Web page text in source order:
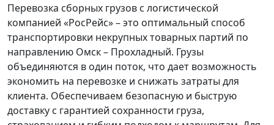
Перевозка сборных грузов с логистической
компанией «РосРейс» – это оптимальный способ
транспортировки некрупных товарных партий по
направлению Омск – Прохладный. Грузы
объединяются в один поток, что дает возможность
экономить на перевозке и снижать затраты для
клиента. Обеспечиваем безопасную и быструю
доставку с гарантией сохранности груза,